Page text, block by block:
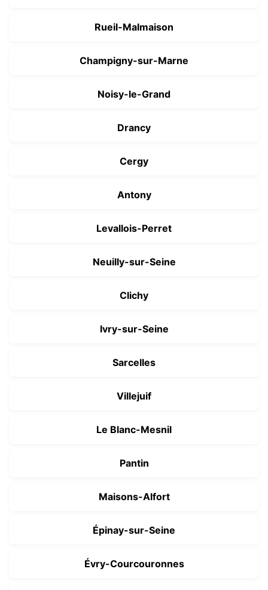
Rueil-Malmaison
Champigny-sur-Marne
Noisy-le-Grand
Drancy
Cergy
Antony
Levallois-Perret
Neuilly-sur-Seine
Clichy
Ivry-sur-Seine
Sarcelles
Villejuif
Le Blanc-Mesnil
Pantin
Maisons-Alfort
Épinay-sur-Seine
Évry-Courcouronnes